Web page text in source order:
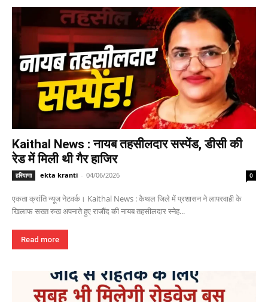
Kaithal News : नायब तहसीलदार सस्पेंड, डीसी की
रेड में मिली थी गैर हाजिर
हरियाणा ekta kranti - 04/06/2026 0
एकता क्रांति न्यूज नेटवर्क। Kaithal News : कैथल जिले में प्रशासन ने लापरवाही के
खिलाफ सख्त रुख अपनाते हुए राजौंद की नायब तहसीलदार स्नेह...
Read more